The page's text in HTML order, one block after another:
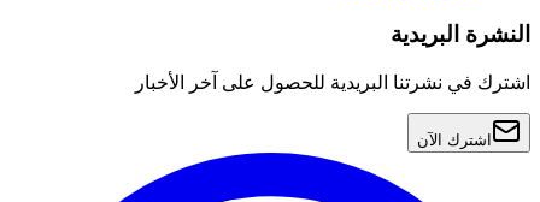
النشرة البريدية
اشترك في نشرتنا البريدية للحصول على آخر الأخبار
اشترك الآن